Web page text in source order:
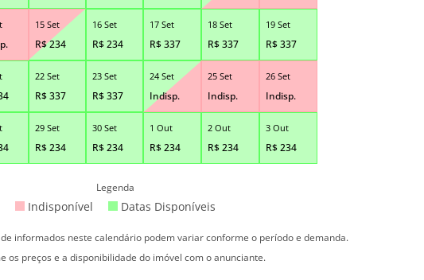
15 Set
R$234
16 Set
R$234
17 Set
R$337
18 Set
R$337
19 Set
R$337
22 Set
R$337
23 Set
R$337
24 Set
Indisp.
25 Set
Indisp.
26 Set
Indisp.
29 Set
R$234
30 Set
R$234
1 Out
R$234
2 Out
R$234
3 Out
R$234
Legenda
Indisponível Datas Disponíveis
informados neste calendário podem variar conforme o período e demanda.
os preços e a disponibilidade do imóvel com o anunciante.